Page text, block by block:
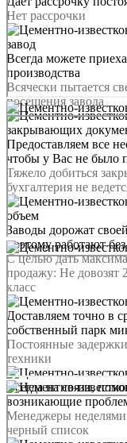
Нет рассрочки
завод
Всегда можете
производства
Всячески пытается
посещения завода
закрывающих
Предоставляем все
чтобы у Вас не было
Тяжело добиться
бухгалтерия не
объем
Заводы дорожат
поэтому работают
С целью дать
продажу: Не довозят
класс
Доставляем точно в
собственный парк
Постоянные
техники
Всегда на связи,
возникающие
Менеджеры неделями
черный список